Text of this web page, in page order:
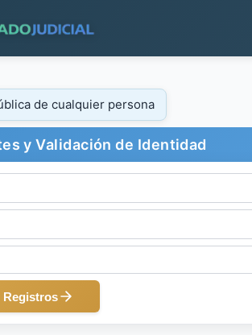
de cualquier persona
y Validación de Identidad
Registros